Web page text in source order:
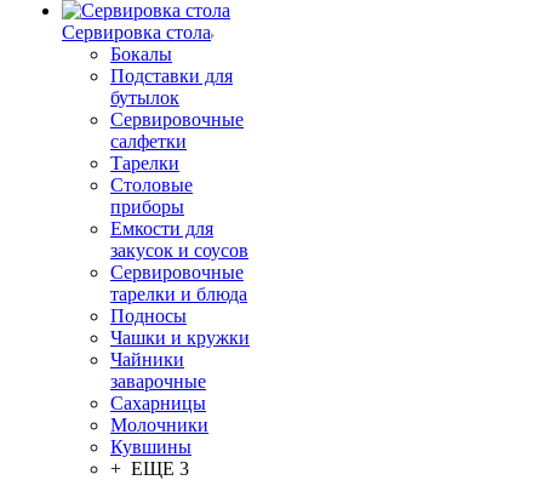
Сервировка стола
Бокалы
Подставки для
бутылок
Сервировочные
салфетки
Тарелки
Столовые
приборы
Емкости для
закусок и соусов
Сервировочные
тарелки и блюда
Подносы
Чашки и кружки
Чайники
заварочные
Сахарницы
Молочники
Кувшины
+ ЕЩЕ 3